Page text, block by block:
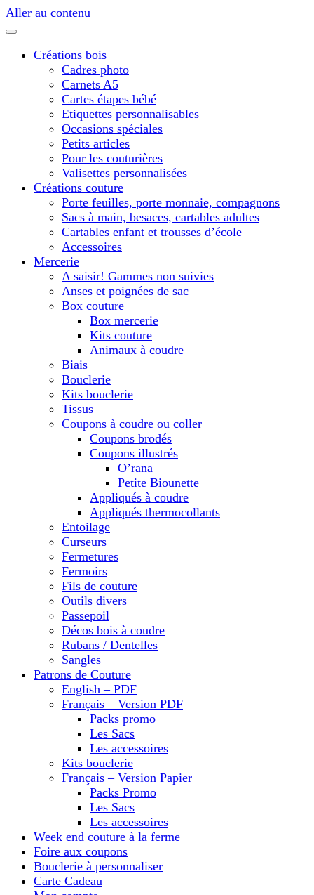
Aller au contenu
Créations bois
Cadres photo
Carnets A5
Cartes étapes bébé
Etiquettes personnalisables
Occasions spéciales
Petits articles
Pour les couturières
Valisettes personnalisées
Créations couture
Porte feuilles, porte monnaie, compagnons
Sacs à main, besaces, cartables adultes
Cartables enfant et trousses d’école
Accessoires
Mercerie
A saisir! Gammes non suivies
Anses et poignées de sac
Box couture
Box mercerie
Kits couture
Animaux à coudre
Biais
Bouclerie
Kits bouclerie
Tissus
Coupons à coudre ou coller
Coupons brodés
Coupons illustrés
O’rana
Petite Biounette
Appliqués à coudre
Appliqués thermocollants
Entoilage
Curseurs
Fermetures
Fermoirs
Fils de couture
Outils divers
Passepoil
Décos bois à coudre
Rubans / Dentelles
Sangles
Patrons de Couture
English – PDF
Français – Version PDF
Packs promo
Les Sacs
Les accessoires
Kits bouclerie
Français – Version Papier
Packs Promo
Les Sacs
Les accessoires
Week end couture à la ferme
Foire aux coupons
Bouclerie à personnaliser
Carte Cadeau